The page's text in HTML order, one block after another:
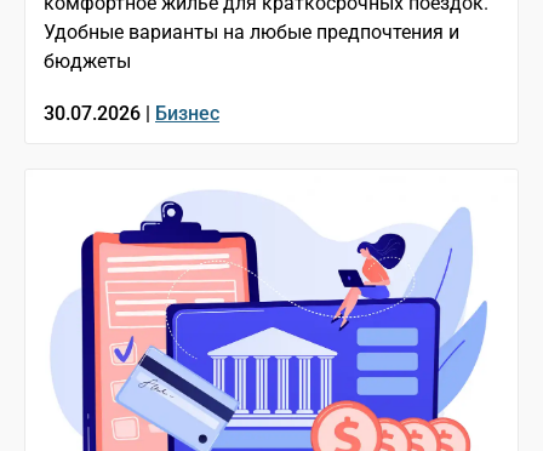
Удобные варианты на любые предпочтения и
бюджеты
30.07.2026 | Бизнес